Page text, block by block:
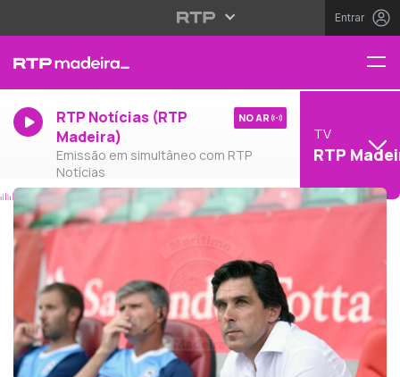
Entrar
RTP Notícias (RTP
Madeira)
Emissão em simultâneo com RTP
Notícias
NO AR
TV
RTP